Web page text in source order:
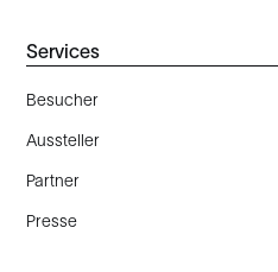
Services
Besucher
Aussteller
Partner
Presse